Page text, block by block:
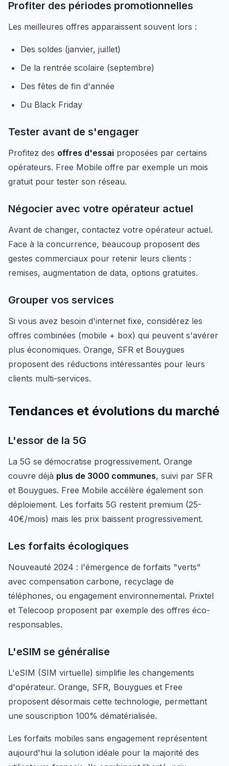
Profiter des périodes promotionnelles
Les meilleures offres apparaissent souvent lors :
Des soldes (janvier, juillet)
De la rentrée scolaire (septembre)
Des fêtes de fin d'année
Du Black Friday
Tester avant de s'engager
Profitez des offres d'essai proposées par certains
opérateurs. Free Mobile offre par exemple un mois
gratuit pour tester son réseau.
Négocier avec votre opérateur actuel
Avant de changer, contactez votre opérateur actuel.
Face à la concurrence, beaucoup proposent des
gestes commerciaux pour retenir leurs clients :
remises, augmentation de data, options gratuites.
Grouper vos services
Si vous avez besoin d'internet fixe, considérez les
offres combinées (mobile + box) qui peuvent s'avérer
plus économiques. Orange, SFR et Bouygues
proposent des réductions intéressantes pour leurs
clients multi-services.
Tendances et évolutions du marché
L'essor de la 5G
La 5G se démocratise progressivement. Orange
couvre déjà plus de 3000 communes, suivi par SFR
et Bouygues. Free Mobile accélère également son
déploiement. Les forfaits 5G restent premium (25-
40€/mois) mais les prix baissent progressivement.
Les forfaits écologiques
Nouveauté 2024 : l'émergence de forfaits "verts"
avec compensation carbone, recyclage de
téléphones, ou engagement environnemental. Prixtel
et Telecoop proposent par exemple des offres éco-
responsables.
L'eSIM se généralise
L'eSIM (SIM virtuelle) simplifie les changements
d'opérateur. Orange, SFR, Bouygues et Free
proposent désormais cette technologie, permettant
une souscription 100% dématérialisée.
Les forfaits mobiles sans engagement représentent
aujourd'hui la solution idéale pour la majorité des